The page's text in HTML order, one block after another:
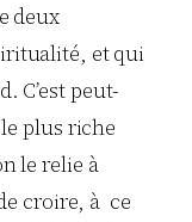
deux
et qui
C’est peut-
plus riche
le relie à
croire, à ce